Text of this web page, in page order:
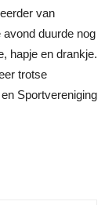
van
duurde nog
hapje en drankje.
trotse
Sportvereniging